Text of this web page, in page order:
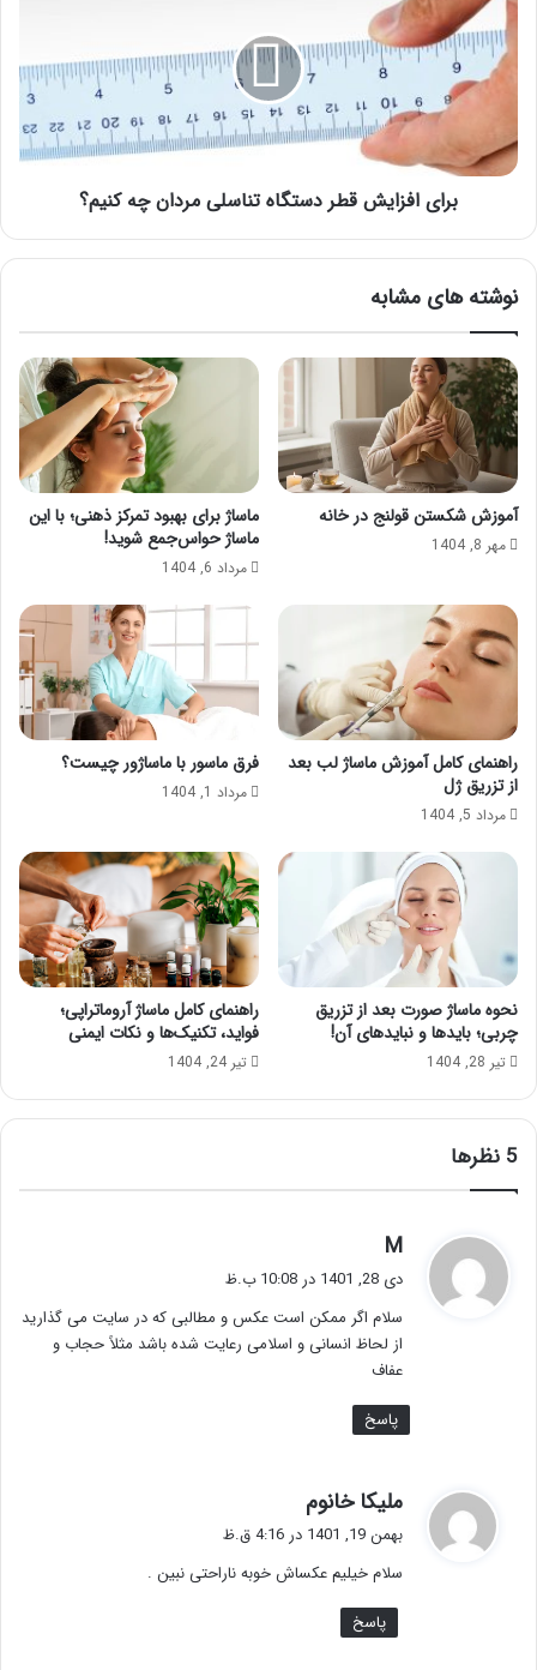
قطر
دستگاه
تناسلی
کنیم؟
برای افزایش قطر دستگاه تناسلی مردان چه کنیم؟
نوشته های مشابه
آموزش شکستن قولنج در خانه
مهر 8, 1404
ماساژ برای بهبود تمرکز ذهنی؛ با این
ماساژ حواس‌جمع شوید!
مرداد 6, 1404
راهنمای کامل آموزش ماساژ لب بعد
از تزریق ژل
مرداد 5, 1404
فرق ماسور با ماساژور چیست؟
مرداد 1, 1404
نحوه ماساژ صورت بعد از تزریق
چربی؛ بایدها و نبایدهای آن!
تیر 28, 1404
راهنمای کامل ماساژ آروماتراپی؛
فواید، تکنیک‌ها و نکات ایمنی
تیر 24, 1404
‫5 نظرها
M
ف
:
دی 28, 1401 در 10:08 ب.ظ
سلام اگر ممکن است عکس و مطالبی که در سایت می گذارید
از لحاظ انسانی و اسلامی رعایت شده باشد مثلاً حجاب و
عفاف
پاسخ
ملیکا خانوم
ت
:
بهمن 19, 1401 در 4:16 ق.ظ
سلام خیلیم عکساش خوبه ناراحتی نبین .
پاسخ